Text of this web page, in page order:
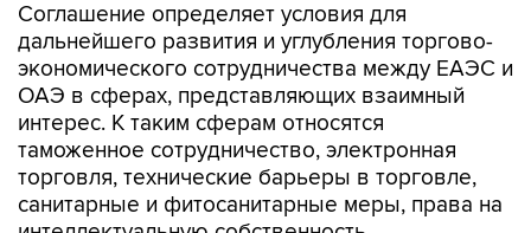
Соглашение определяет условия для
дальнейшего развития и углубления торгово-
экономического сотрудничества между ЕАЭС и
ОАЭ в сферах, представляющих взаимный
интерес. К таким сферам относятся
таможенное сотрудничество, электронная
торговля, технические барьеры в торговле,
санитарные и фитосанитарные меры, права на